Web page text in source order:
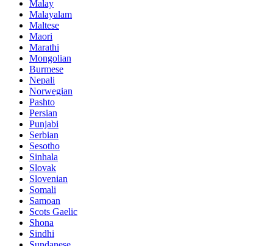
Malay
Malayalam
Maltese
Maori
Marathi
Mongolian
Burmese
Nepali
Norwegian
Pashto
Persian
Punjabi
Serbian
Sesotho
Sinhala
Slovak
Slovenian
Somali
Samoan
Scots Gaelic
Shona
Sindhi